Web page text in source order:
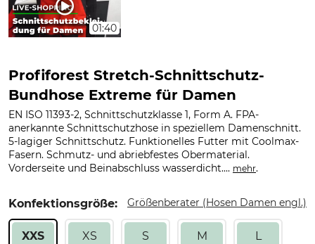
01:40
Profiforest Stretch-Schnittschutz-
Bundhose Extreme für Damen
EN ISO 11393-2, Schnittschutzklasse 1, Form A. FPA-
anerkannte Schnittschutzhose in speziellem Damenschnitt.
5-lagiger Schnittschutz. Funktionelles Futter mit Coolmax-
Fasern. Schmutz- und abriebfestes Obermaterial.
Vorderseite und Beinabschluss wasserdicht.... mehr.
Konfektionsgröße: Größenberater (Hosen Damen engl.)
XXS XS S M L